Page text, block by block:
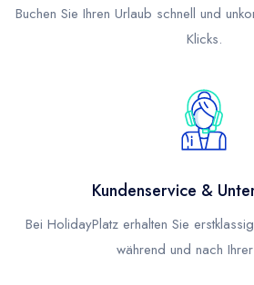
Buchen Sie Ihren Urlaub schnell und
Klicks.
Kundenservice &
Bei HolidayPlatz erhalten Sie
während und nach